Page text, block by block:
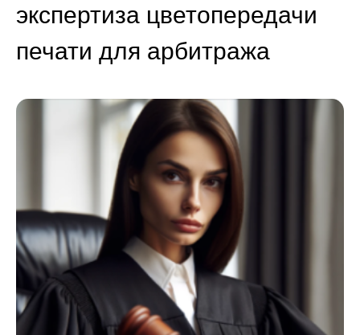
экспертиза цветопередачи
печати для арбитража